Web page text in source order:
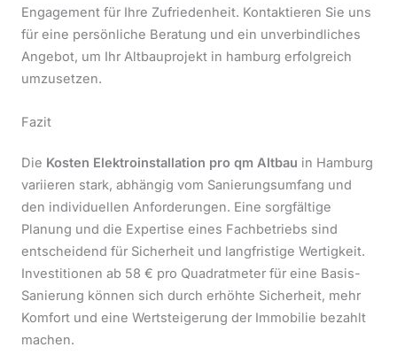
Engagement für Ihre Zufriedenheit. Kontaktieren Sie uns
für eine persönliche Beratung und ein unverbindliches
Angebot, um Ihr Altbauprojekt in hamburg erfolgreich
umzusetzen.
Fazit
Die Kosten Elektroinstallation pro qm Altbau in Hamburg
variieren stark, abhängig vom Sanierungsumfang und
den individuellen Anforderungen. Eine sorgfältige
Planung und die Expertise eines Fachbetriebs sind
entscheidend für Sicherheit und langfristige Wertigkeit.
Investitionen ab 58 € pro Quadratmeter für eine Basis-
Sanierung können sich durch erhöhte Sicherheit, mehr
Komfort und eine Wertsteigerung der Immobilie bezahlt
machen.